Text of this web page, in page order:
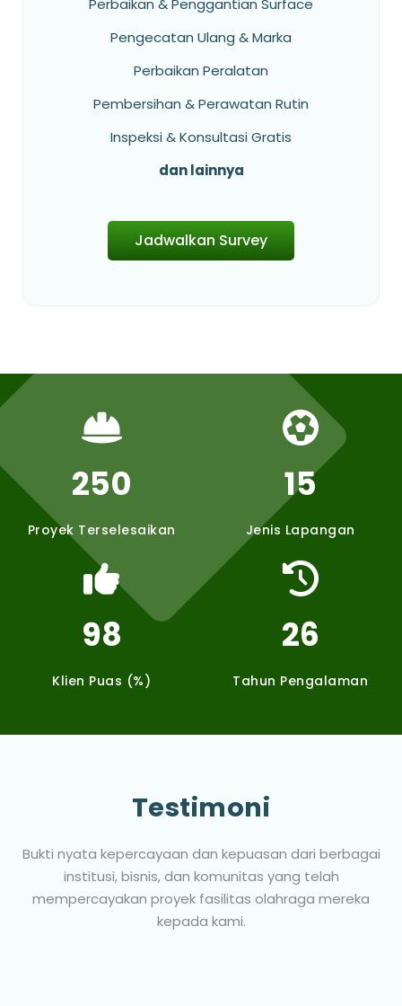
Perbaikan & Penggantian Surface
Pengecatan Ulang & Marka
Perbaikan Peralatan
Pembersihan & Perawatan Rutin
Inspeksi & Konsultasi Gratis
dan lainnya
Jadwalkan Survey
250
Proyek Terselesaikan
15
Jenis Lapangan
98
Klien Puas (%)
26
Tahun Pengalaman
Testimoni
Bukti nyata kepercayaan dan kepuasan dari berbagai
institusi, bisnis, dan komunitas yang telah
mempercayakan proyek fasilitas olahraga mereka
kepada kami.